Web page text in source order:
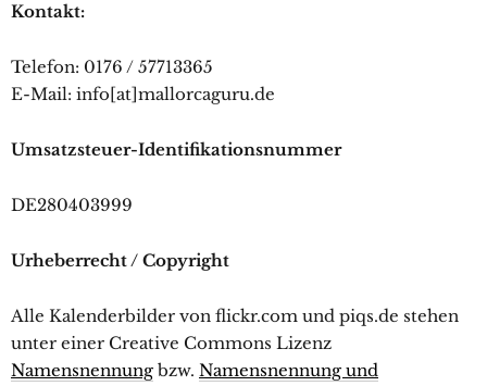
Kontakt:
Telefon: 0176 / 57713365
E-Mail: info[at]mallorcaguru.de
Umsatzsteuer-Identifikationsnummer
DE280403999
Urheberrecht / Copyright
Alle Kalenderbilder von flickr.com und piqs.de stehen
unter einer Creative Commons Lizenz
Namensnennung bzw. Namensnennung und